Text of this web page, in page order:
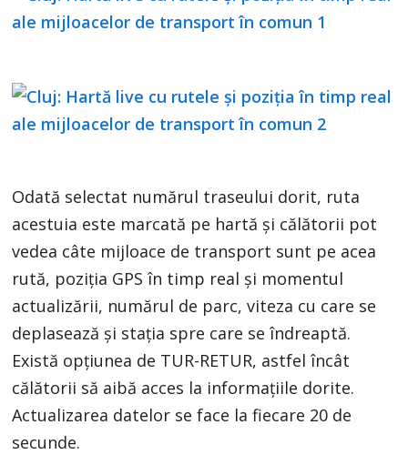
Odată selectat numărul traseului dorit, ruta
acestuia este marcată pe hartă și călătorii pot
vedea câte mijloace de transport sunt pe acea
rută, poziția GPS în timp real și momentul
actualizării, numărul de parc, viteza cu care se
deplasează și stația spre care se îndreaptă.
Există opțiunea de TUR-RETUR, astfel încât
călătorii să aibă acces la informațiile dorite.
Actualizarea datelor se face la fiecare 20 de
secunde.